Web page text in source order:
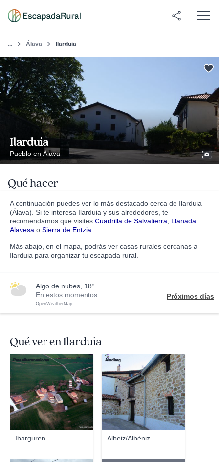
... Álava Ilarduia
Ilarduia
Pueblo en Álava
Qué hacer
A continuación puedes ver lo más destacado cerca de Ilarduia
(Álava). Si te interesa Ilarduia y sus alrededores, te
recomendamos que visites Cuadrilla de Salvatierra
Llanada
Alavesa o Sierra de Entzia
Más abajo, en el mapa, podrás ver casas rurales cercanas a
Ilarduia para organizar tu escapada rural.
algo de nubes, 18º
En estos momentos
OpenWeatherMap
Próximos días
Qué ver en Ilarduia
Ibarguren
Pere elbaroncolorao
Albeiz/Albéniz
Alodiarg